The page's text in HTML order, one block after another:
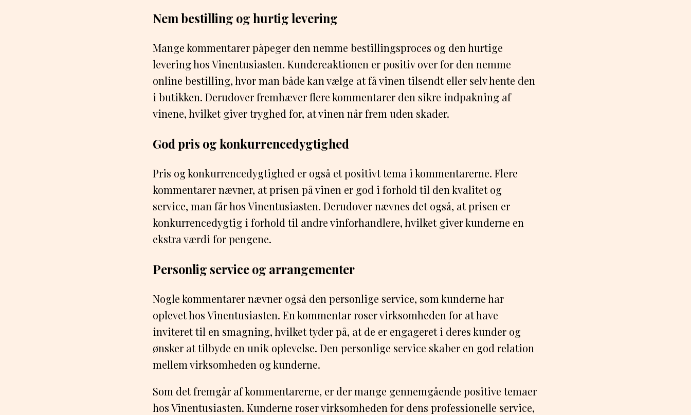
Nem bestilling og hurtig levering
Mange kommentarer påpeger den nemme bestillingsproces og den hurtige
levering hos Vinentusiasten. Kundereaktionen er positiv over for den nemme
online bestilling, hvor man både kan vælge at få vinen tilsendt eller selv hente den
i butikken. Derudover fremhæver flere kommentarer den sikre indpakning af
vinene, hvilket giver tryghed for, at vinen når frem uden skader.
God pris og konkurrencedygtighed
Pris og konkurrencedygtighed er også et positivt tema i kommentarerne. Flere
kommentarer nævner, at prisen på vinen er god i forhold til den kvalitet og
service, man får hos Vinentusiasten. Derudover nævnes det også, at prisen er
konkurrencedygtig i forhold til andre vinforhandlere, hvilket giver kunderne en
ekstra værdi for pengene.
Personlig service og arrangementer
Nogle kommentarer nævner også den personlige service, som kunderne har
oplevet hos Vinentusiasten. En kommentar roser virksomheden for at have
inviteret til en smagning, hvilket tyder på, at de er engageret i deres kunder og
ønsker at tilbyde en unik oplevelse. Den personlige service skaber en god relation
mellem virksomheden og kunderne.
Som det fremgår af kommentarerne, er der mange gennemgående positive temaer
hos Vinentusiasten. Kunderne roser virksomheden for dens professionelle service,